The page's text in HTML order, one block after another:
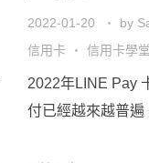
2022-01-20 by
信用卡
信用卡學堂
2022年LINE Pay
付已經越來越普遍